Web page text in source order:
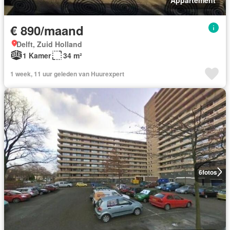
€ 890/maand
Delft, Zuid Holland
1 Kamer
34 m²
1 week, 11 uur geleden van Huurexpert
6fotos